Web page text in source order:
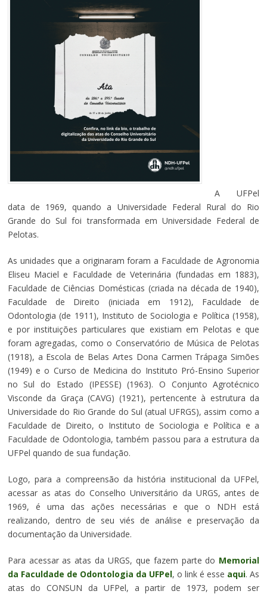
A UFPel
data de 1969, quando a Universidade Federal Rural do Rio
Grande do Sul foi transformada em Universidade Federal de
Pelotas.
As unidades que a originaram foram a Faculdade de Agronomia
Eliseu Maciel e Faculdade de Veterinária (fundadas em 1883),
Faculdade de Ciências Domésticas (criada na década de 1940),
Faculdade de Direito (iniciada em 1912), Faculdade de
Odontologia (de 1911), Instituto de Sociologia e Política (1958),
e por instituições particulares que existiam em Pelotas e que
foram agregadas, como o Conservatório de Música de Pelotas
(1918), a Escola de Belas Artes Dona Carmen Trápaga Simões
(1949) e o Curso de Medicina do Instituto Pró-Ensino Superior
no Sul do Estado (IPESSE) (1963). O Conjunto Agrotécnico
Visconde da Graça (CAVG) (1921), pertencente à estrutura da
Universidade do Rio Grande do Sul (atual UFRGS), assim como a
Faculdade de Direito, o Instituto de Sociologia e Política e a
Faculdade de Odontologia, também passou para a estrutura da
UFPel quando de sua fundação.
Logo, para a compreensão da história institucional da UFPel,
acessar as atas do Conselho Universitário da URGS, antes de
1969, é uma das ações necessárias e que o NDH está
realizando, dentro de seu viés de análise e preservação da
documentação da Universidade.
Para acessar as atas da URGS, que fazem parte do Memorial
da Faculdade de Odontologia da UFPel, o link é esse aqui. As
atas do CONSUN da UFPel, a partir de 1973, podem ser